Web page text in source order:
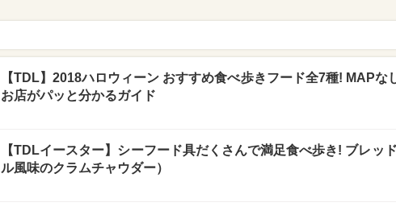
【TDL】2018ハロウィーン おすすめ食べ歩きフード全7種! MAPな
お店がパッと分かるガイド
【TDLイースター】シーフード具だくさんで満足食べ歩き! ブレッ
ル風味のクラムチャウダー）